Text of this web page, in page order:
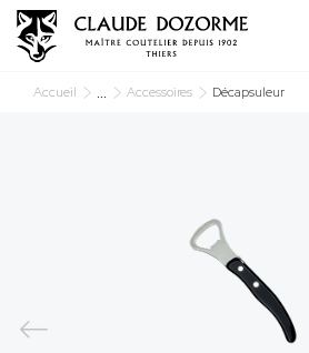
Accueil ... Accessoires Décapsuleur
Panneau de gestion des cookies